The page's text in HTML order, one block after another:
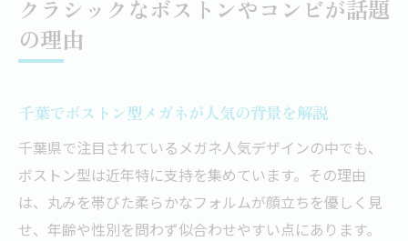
クラシックなボストンやコンビが話題
の理由
千葉でボストン型メガネが人気の背景を解説
千葉県で注目されているメガネ人気デザインの中でも、
ボストン型は近年特に支持を集めています。その理由
は、丸みを帯びた柔らかなフォルムが顔立ちを優しく見
せ、年齢や性別を問わず似合わせやすい点にあります。